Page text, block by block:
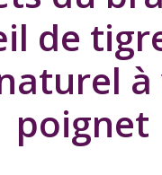
de
poignet